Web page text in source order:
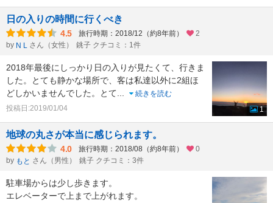
日の入りの時間に行くべき
4.5 旅行時期：2018/12（約8年前）
2
by N L さん（女性） 銚子 クチコミ：1件
2018年最後にしっかり日の入りが見たくて、行きま
した。とても静かな場所で、客は私達以外に2組ほ
どしかいませんでした。とて
続きを読む
投稿日:2019/01/04
1
地球の丸さが本当に感じられます。
4.0 旅行時期：2018/08（約8年前）
0
by もと さん（男性） 銚子 クチコミ：3件
駐車場からは少し歩きます。
エレベーターで上まで上がれます。